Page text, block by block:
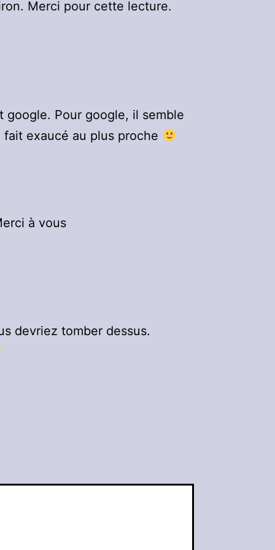
Merci pour cette lecture.
google. Pour google, il semble
exaucé au plus proche
à vous
devriez tomber dessus.